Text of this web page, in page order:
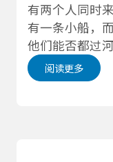
有两个人同时
有一条小船，
他们能否都过河
阅读更多